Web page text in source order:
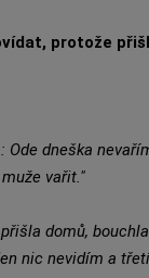
protože
dneška
vařit."
domů,
nic nevidím a